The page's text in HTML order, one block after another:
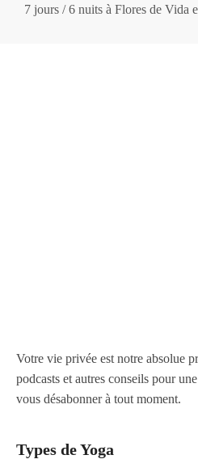
7 jours / 6 nuits à Flores de Vida
Votre vie privée est notre absolue
podcasts et autres conseils pour
vous désabonner à tout moment.
Types de Yoga